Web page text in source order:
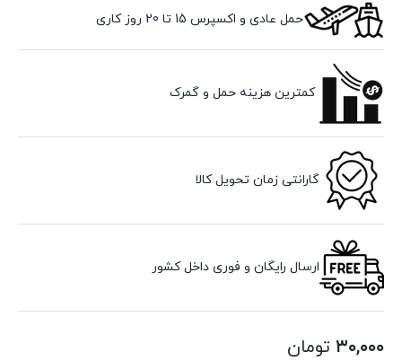
حمل عادی و اکسپرس 15 تا 20 روز کاری
کمترین هزینه حمل و گمرک
گارانتی زمان تحویل کالا
ارسال رایگان و فوری داخل کشور
۳۰,۰۰۰ تومان